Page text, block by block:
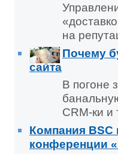
на
Почему
сайта
В погоне
CRM-ки и
Компания BSC
конференции